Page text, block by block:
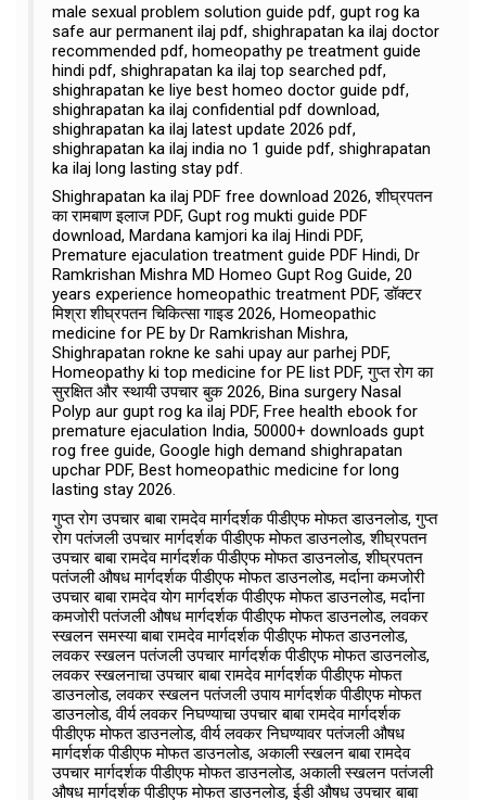
male sexual problem solution guide pdf, gupt rog ka
safe aur permanent ilaj pdf, shighrapatan ka ilaj doctor
recommended pdf, homeopathy pe treatment guide
hindi pdf, shighrapatan ka ilaj top searched pdf,
shighrapatan ke liye best homeo doctor guide pdf,
shighrapatan ka ilaj confidential pdf download,
shighrapatan ka ilaj latest update 2026 pdf,
shighrapatan ka ilaj india no 1 guide pdf, shighrapatan
ka ilaj long lasting stay pdf.
Shighrapatan ka ilaj PDF free download 2026, शीघ्रपतन
का रामबाण इलाज PDF, Gupt rog mukti guide PDF
download, Mardana kamjori ka ilaj Hindi PDF,
Premature ejaculation treatment guide PDF Hindi, Dr
Ramkrishan Mishra MD Homeo Gupt Rog Guide, 20
years experience homeopathic treatment PDF, डॉक्टर
मिश्रा शीघ्रपतन चिकित्सा गाइड 2026, Homeopathic
medicine for PE by Dr Ramkrishan Mishra,
Shighrapatan rokne ke sahi upay aur parhej PDF,
Homeopathy ki top medicine for PE list PDF, गुप्त रोग का
सुरक्षित और स्थायी उपचार बुक 2026, Bina surgery Nasal
Polyp aur gupt rog ka ilaj PDF, Free health ebook for
premature ejaculation India, 50000+ downloads gupt
rog free guide, Google high demand shighrapatan
upchar PDF, Best homeopathic medicine for long
lasting stay 2026.
गुप्त रोग उपचार बाबा रामदेव मार्गदर्शक पीडीएफ मोफत डाउनलोड, गुप्त
रोग पतंजली उपचार मार्गदर्शक पीडीएफ मोफत डाउनलोड, शीघ्रपतन
उपचार बाबा रामदेव मार्गदर्शक पीडीएफ मोफत डाउनलोड, शीघ्रपतन
पतंजली औषध मार्गदर्शक पीडीएफ मोफत डाउनलोड, मर्दाना कमजोरी
उपचार बाबा रामदेव योग मार्गदर्शक पीडीएफ मोफत डाउनलोड, मर्दाना
कमजोरी पतंजली औषध मार्गदर्शक पीडीएफ मोफत डाउनलोड, लवकर
स्खलन समस्या बाबा रामदेव मार्गदर्शक पीडीएफ मोफत डाउनलोड,
लवकर स्खलन पतंजली उपचार मार्गदर्शक पीडीएफ मोफत डाउनलोड,
लवकर स्खलनाचा उपचार बाबा रामदेव मार्गदर्शक पीडीएफ मोफत
डाउनलोड, लवकर स्खलन पतंजली उपाय मार्गदर्शक पीडीएफ मोफत
डाउनलोड, वीर्य लवकर निघण्याचा उपचार बाबा रामदेव मार्गदर्शक
पीडीएफ मोफत डाउनलोड, वीर्य लवकर निघण्यावर पतंजली औषध
मार्गदर्शक पीडीएफ मोफत डाउनलोड, अकाली स्खलन बाबा रामदेव
उपचार मार्गदर्शक पीडीएफ मोफत डाउनलोड, अकाली स्खलन पतंजली
औषध मार्गदर्शक पीडीएफ मोफत डाउनलोड, ईडी औषध उपचार बाबा